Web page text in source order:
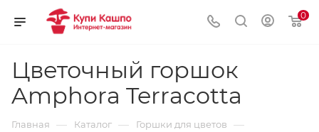
0
Цветочный горшок
Amphora Terracotta
Главная — Каталог — Горшки для цветов —